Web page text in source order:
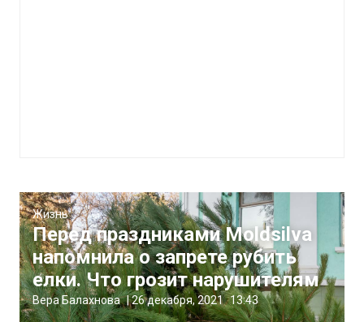
Жизнь
Перед праздниками Moldsilva
напомнила о запрете рубить
елки. Что грозит нарушителям
Вера Балахнова |26 декабря, 2021 13:43